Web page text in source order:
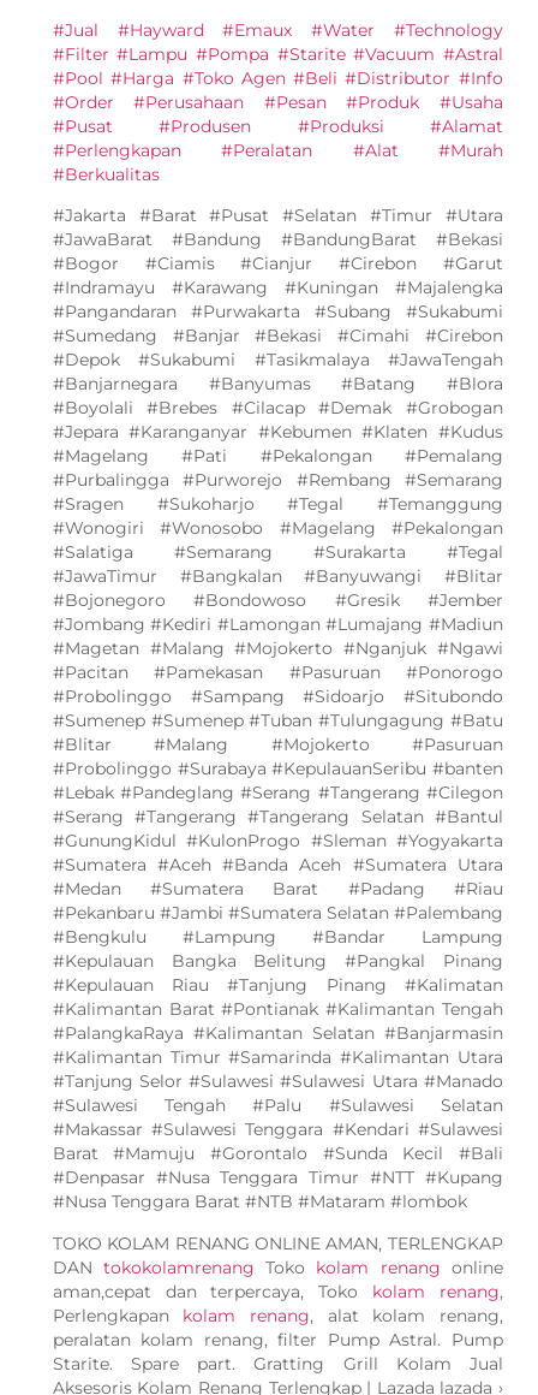
#Jual #Hayward #Emaux #Water #Technology
#Filter #Lampu #Pompa #Starite #Vacuum #Astral
#Pool #Harga #Toko Agen #Beli #Distributor #Info
#Order #Perusahaan #Pesan #Produk #Usaha
#Pusat #Produsen #Produksi #Alamat
#Perlengkapan #Peralatan #Alat #Murah
#Berkualitas
#Jakarta #Barat #Pusat #Selatan #Timur #Utara
#JawaBarat #Bandung #BandungBarat #Bekasi
#Bogor #Ciamis #Cianjur #Cirebon #Garut
#Indramayu #Karawang #Kuningan #Majalengka
#Pangandaran #Purwakarta #Subang #Sukabumi
#Sumedang #Banjar #Bekasi #Cimahi #Cirebon
#Depok #Sukabumi #Tasikmalaya #JawaTengah
#Banjarnegara #Banyumas #Batang #Blora
#Boyolali #Brebes #Cilacap #Demak #Grobogan
#Jepara #Karanganyar #Kebumen #Klaten #Kudus
#Magelang #Pati #Pekalongan #Pemalang
#Purbalingga #Purworejo #Rembang #Semarang
#Sragen #Sukoharjo #Tegal #Temanggung
#Wonogiri #Wonosobo #Magelang #Pekalongan
#Salatiga #Semarang #Surakarta #Tegal
#JawaTimur #Bangkalan #Banyuwangi #Blitar
#Bojonegoro #Bondowoso #Gresik #Jember
#Jombang #Kediri #Lamongan #Lumajang #Madiun
#Magetan #Malang #Mojokerto #Nganjuk #Ngawi
#Pacitan #Pamekasan #Pasuruan #Ponorogo
#Probolinggo #Sampang #Sidoarjo #Situbondo
#Sumenep #Sumenep #Tuban #Tulungagung #Batu
#Blitar #Malang #Mojokerto #Pasuruan
#Probolinggo #Surabaya #KepulauanSeribu #banten
#Lebak #Pandeglang #Serang #Tangerang #Cilegon
#Serang #Tangerang #Tangerang Selatan #Bantul
#GunungKidul #KulonProgo #Sleman #Yogyakarta
#Sumatera #Aceh #Banda Aceh #Sumatera Utara
#Medan #Sumatera Barat #Padang #Riau
#Pekanbaru #Jambi #Sumatera Selatan #Palembang
#Bengkulu #Lampung #Bandar Lampung
#Kepulauan Bangka Belitung #Pangkal Pinang
#Kepulauan Riau #Tanjung Pinang #Kalimatan
#Kalimantan Barat #Pontianak #Kalimantan Tengah
#PalangkaRaya #Kalimantan Selatan #Banjarmasin
#Kalimantan Timur #Samarinda #Kalimantan Utara
#Tanjung Selor #Sulawesi #Sulawesi Utara #Manado
#Sulawesi Tengah #Palu #Sulawesi Selatan
#Makassar #Sulawesi Tenggara #Kendari #Sulawesi
Barat #Mamuju #Gorontalo #Sunda Kecil #Bali
#Denpasar #Nusa Tenggara Timur #NTT #Kupang
#Nusa Tenggara Barat #NTB #Mataram #lombok
TOKO KOLAM RENANG ONLINE AMAN, TERLENGKAP
DANtokokolamrenang Toko kolam renang online
aman,cepat dan terpercaya, Toko kolam renang,
Perlengkapan kolam renang, alat kolam renang,
peralatan kolam renang, filter Pump Astral. Pump
Starite. Spare part. Gratting Grill Kolam Jual
Aksesoris Kolam Renang Terlengkap | Lazada lazada ›